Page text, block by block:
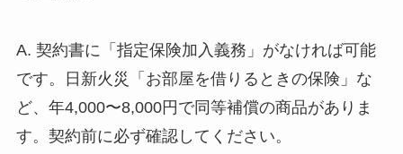
A. 契約書に「指定保険加入義務」がなければ可能
です。日新火災「お部屋を借りるときの保険」な
ど、年4,000〜8,000円で同等補償の商品がありま
す。契約前に必ず確認してください。